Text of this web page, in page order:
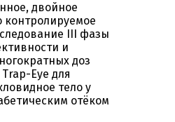
двойное
контролируемое
III фазы
и
доз
Trap-Eye для
тело у
отёком